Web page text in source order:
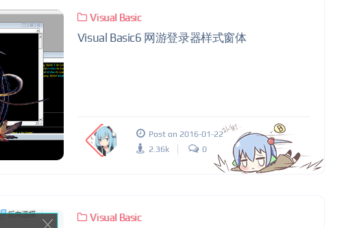
Visual Basic
Visual Basic6 网游登录器样式窗体
Post on 2016-01-22
2.36k
0
Visual Basic